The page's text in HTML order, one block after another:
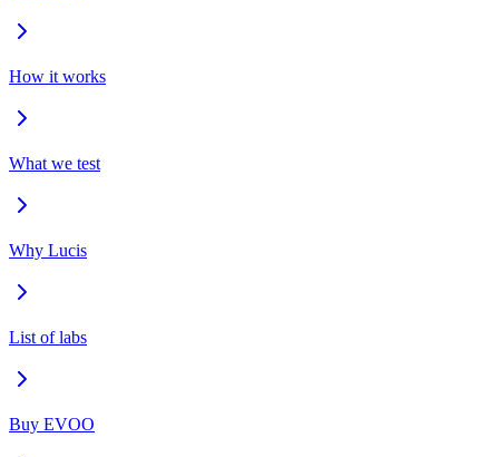
How it works
What we test
Why Lucis
List of labs
Buy EVOO